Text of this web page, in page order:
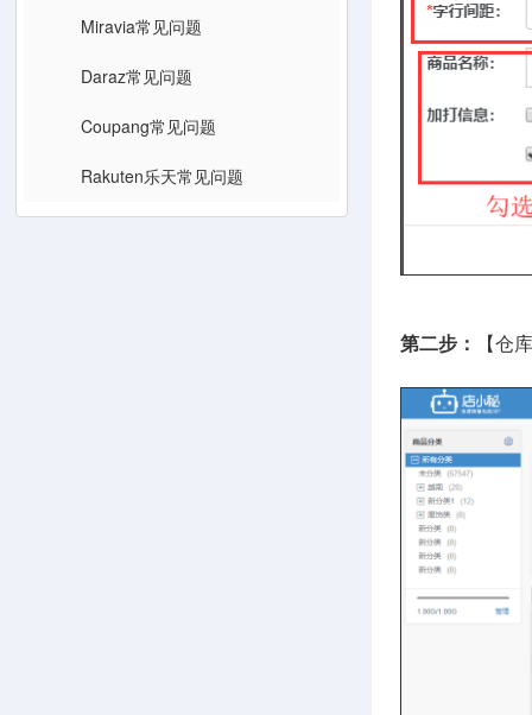
Miravia常见问题
Daraz常见问题
Coupang常见问题
Rakuten乐天常见问题
第二步： 【仓